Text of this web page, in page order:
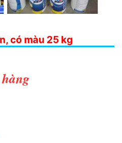
có màu 25 kg